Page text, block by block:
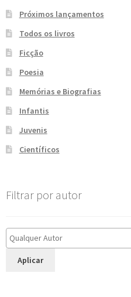
Próximos lançamentos
Todos os livros
Ficção
Poesia
Memórias e Biografias
Infantis
Juvenis
Científicos
Filtrar por autor
Aplicar